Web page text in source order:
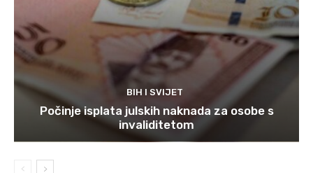
BIH I SVIJET
Počinje isplata julskih naknada za osobe s
invaliditetom